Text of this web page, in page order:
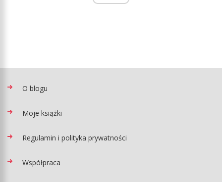
O blogu
Moje książki
Regulamin i polityka prywatności
Współpraca